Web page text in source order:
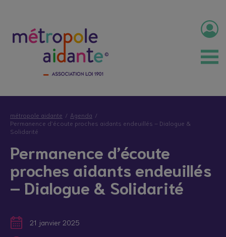
métropole aidante
Agenda
Permanence d’écoute proches aidants endeuillés – Dialogue &
Solidarité
Permanence d’écoute
proches aidants endeuillés
– Dialogue & Solidarité
21 janvier 2025